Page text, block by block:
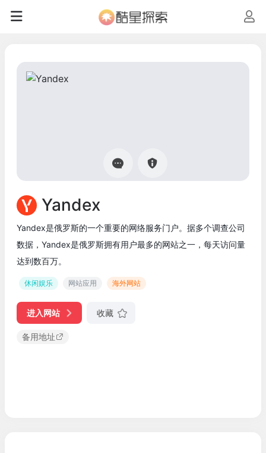
Yandex
Yandex是俄罗斯的一个重要的网络服务门户。据多个调查公司
数据，Yandex是俄罗斯拥有用户最多的网站之一，每天访问量
达到数百万。
休闲娱乐 网站应用 海外网站
进入网站 收藏
备用地址